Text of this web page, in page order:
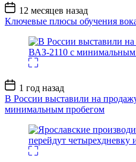
Дата
записи
12 месяцев назад
Ключевые плюсы обучения
Дата
записи
1 год назад
В России выставили на
минимальным пробегом